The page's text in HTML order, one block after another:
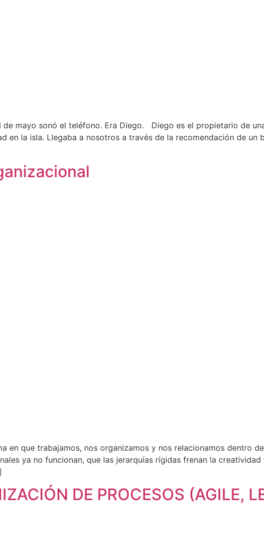
mayo sonó el teléfono. Era Diego. Diego es el propietario de
en la isla. Llegaba a nosotros a través de la recomendación de un
en que trabajamos, nos organizamos y nos relacionamos dentro
ya no funcionan, que las jerarquías rígidas frenan la
DE PROCESOS (AGILE,